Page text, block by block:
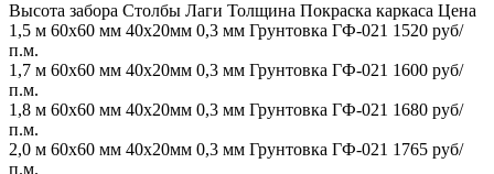
Высота забора Столбы Лаги Толщина Покраска каркаса Цена
1,5 м 60х60 мм 40х20мм 0,3 мм Грунтовка ГФ-021 1520 руб/
п.м.
1,7 м 60х60 мм 40х20мм 0,3 мм Грунтовка ГФ-021 1600 руб/
п.м.
1,8 м 60х60 мм 40х20мм 0,3 мм Грунтовка ГФ-021 1680 руб/
п.м.
2,0 м 60х60 мм 40х20мм 0,3 мм Грунтовка ГФ-021 1765 руб/
п.м.